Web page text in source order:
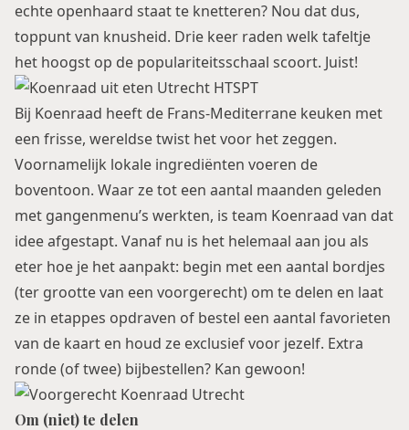
echte openhaard staat te knetteren? Nou dat dus,
toppunt van knusheid. Drie keer raden welk tafeltje
het hoogst op de populariteitsschaal scoort. Juist!
Bij Koenraad heeft de Frans-Mediterrane keuken met
een frisse, wereldse twist het voor het zeggen.
Voornamelijk lokale ingrediënten voeren de
boventoon. Waar ze tot een aantal maanden geleden
met gangenmenu’s werkten, is team Koenraad van dat
idee afgestapt. Vanaf nu is het helemaal aan jou als
eter hoe je het aanpakt: begin met een aantal bordjes
(ter grootte van een voorgerecht) om te delen en laat
ze in etappes opdraven of bestel een aantal favorieten
van de kaart en houd ze exclusief voor jezelf. Extra
ronde (of twee) bijbestellen? Kan gewoon!
Om (niet) te delen